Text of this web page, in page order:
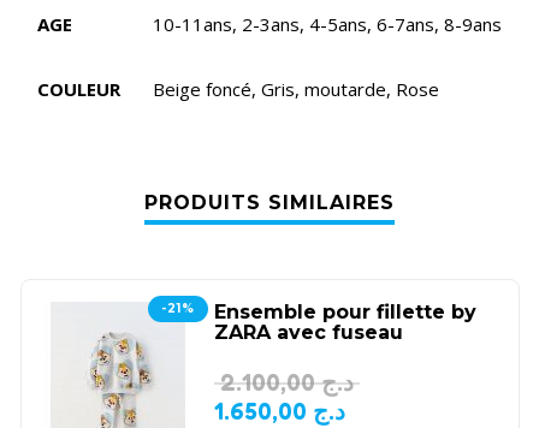
AGE 10-11ans, 2-3ans, 4-5ans, 6-7ans, 8-9ans
COULEUR Beige foncé, Gris, moutarde, Rose
PRODUITS SIMILAIRES
-21%
Ensemble pour fillette by
ZARA avec fuseau
د.ج2.100,00
د.ج